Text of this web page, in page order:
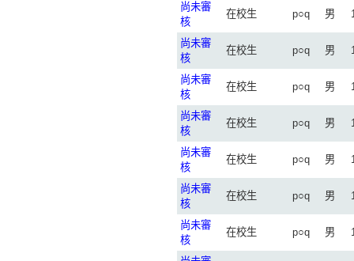
尚未審
核
在校生 p○q 男
尚未審
核
在校生 p○q 男
尚未審
核
在校生 p○q 男
尚未審
核
在校生 p○q 男
尚未審
核
在校生 p○q 男
尚未審
核
在校生 p○q 男
尚未審
核
在校生 p○q 男